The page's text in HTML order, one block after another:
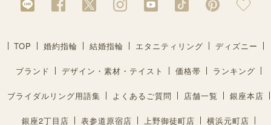
TOP 婚約指輪 結婚指輪 エタニティリング ディズニー
ブランド デザイン・素材・テイスト 価格帯 ランキング
ブライダルリング用語集 よくあるご質問 店舗一覧 銀座本店
銀座2丁目店 表参道原宿店 上野御徒町店 横浜元町店